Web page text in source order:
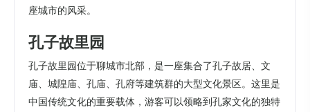
座城市的风采。
孔子故里园
孔子故里园位于聊城市北部，是一座集合了孔子故居、文
庙、城隍庙、孔庙、孔府等建筑群的大型文化景区。这里是
中国传统文化的重要载体，游客可以领略到孔家文化的独特